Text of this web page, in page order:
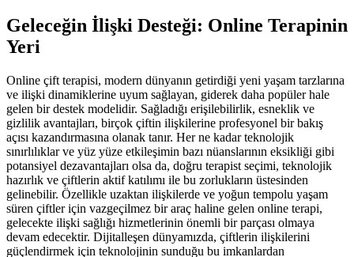
Geleceğin İlişki Desteği: Online Terapinin
Yeri
Online çift terapisi, modern dünyanın getirdiği yeni yaşam tarzlarına
ve ilişki dinamiklerine uyum sağlayan, giderek daha popüler hale
gelen bir destek modelidir. Sağladığı erişilebilirlik, esneklik ve
gizlilik avantajları, birçok çiftin ilişkilerine profesyonel bir bakış
açısı kazandırmasına olanak tanır. Her ne kadar teknolojik
sınırlılıklar ve yüz yüze etkileşimin bazı nüanslarının eksikliği gibi
potansiyel dezavantajları olsa da, doğru terapist seçimi, teknolojik
hazırlık ve çiftlerin aktif katılımı ile bu zorlukların üstesinden
gelinebilir. Özellikle uzaktan ilişkilerde ve yoğun tempolu yaşam
süren çiftler için vazgeçilmez bir araç haline gelen online terapi,
gelecekte ilişki sağlığı hizmetlerinin önemli bir parçası olmaya
devam edecektir. Dijitalleşen dünyamızda, çiftlerin ilişkilerini
güçlendirmek için teknolojinin sunduğu bu imkanlardan